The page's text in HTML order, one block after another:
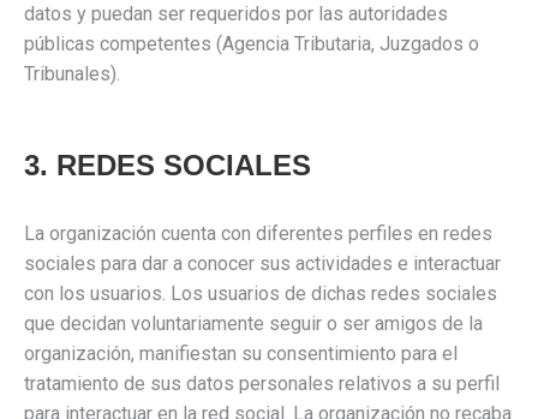
datos y puedan ser requeridos por las autoridades
públicas competentes (Agencia Tributaria, Juzgados o
Tribunales).
3. REDES SOCIALES
La organización cuenta con diferentes perfiles en redes
sociales para dar a conocer sus actividades e interactuar
con los usuarios. Los usuarios de dichas redes sociales
que decidan voluntariamente seguir o ser amigos de la
organización, manifiestan su consentimiento para el
tratamiento de sus datos personales relativos a su perfil
para interactuar en la red social. La organización no recaba